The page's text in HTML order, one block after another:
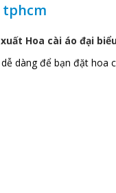
tphcm
Hoa cài áo đại
dàng để bạn đặt hoa